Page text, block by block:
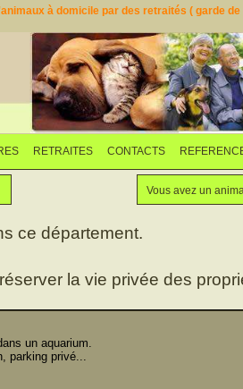
à domicile par des retraités ( garde
animal
RETRAITES
Vous souhaitez garder un animal
CONTACTS
Vous avez un
ce département.
la vie privée des
un aquarium.
parking privé...